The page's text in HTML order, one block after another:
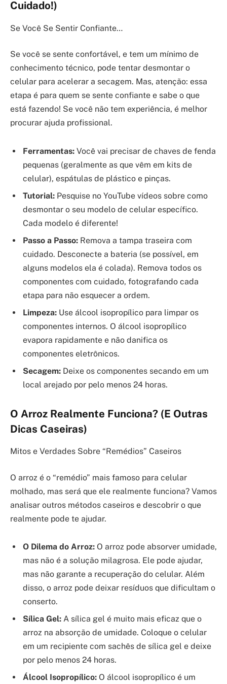
Cuidado!)
Se Você Se Sentir Confiante…
Se você se sente confortável, e tem um mínimo de
conhecimento técnico, pode tentar desmontar o
celular para acelerar a secagem. Mas, atenção: essa
etapa é para quem se sente confiante e sabe o que
está fazendo! Se você não tem experiência, é melhor
procurar ajuda profissional.
Ferramentas: Você vai precisar de chaves de fenda
pequenas (geralmente as que vêm em kits de
celular), espátulas de plástico e pinças.
Tutorial: Pesquise no YouTube vídeos sobre como
desmontar o seu modelo de celular específico.
Cada modelo é diferente!
Passo a Passo: Remova a tampa traseira com
cuidado. Desconecte a bateria (se possível, em
alguns modelos ela é colada). Remova todos os
componentes com cuidado, fotografando cada
etapa para não esquecer a ordem.
Limpeza: Use álcool isopropílico para limpar os
componentes internos. O álcool isopropílico
evapora rapidamente e não danifica os
componentes eletrônicos.
Secagem: Deixe os componentes secando em um
local arejado por pelo menos 24 horas.
O Arroz Realmente Funciona? (E Outras
Dicas Caseiras)
Mitos e Verdades Sobre “Remédios” Caseiros
O arroz é o “remédio” mais famoso para celular
molhado, mas será que ele realmente funciona? Vamos
analisar outros métodos caseiros e descobrir o que
realmente pode te ajudar.
O Dilema do Arroz: O arroz pode absorver umidade,
mas não é a solução milagrosa. Ele pode ajudar,
mas não garante a recuperação do celular. Além
disso, o arroz pode deixar resíduos que dificultam o
conserto.
Sílica Gel: A sílica gel é muito mais eficaz que o
arroz na absorção de umidade. Coloque o celular
em um recipiente com sachês de sílica gel e deixe
por pelo menos 24 horas.
Álcool Isopropílico: O álcool isopropílico é um